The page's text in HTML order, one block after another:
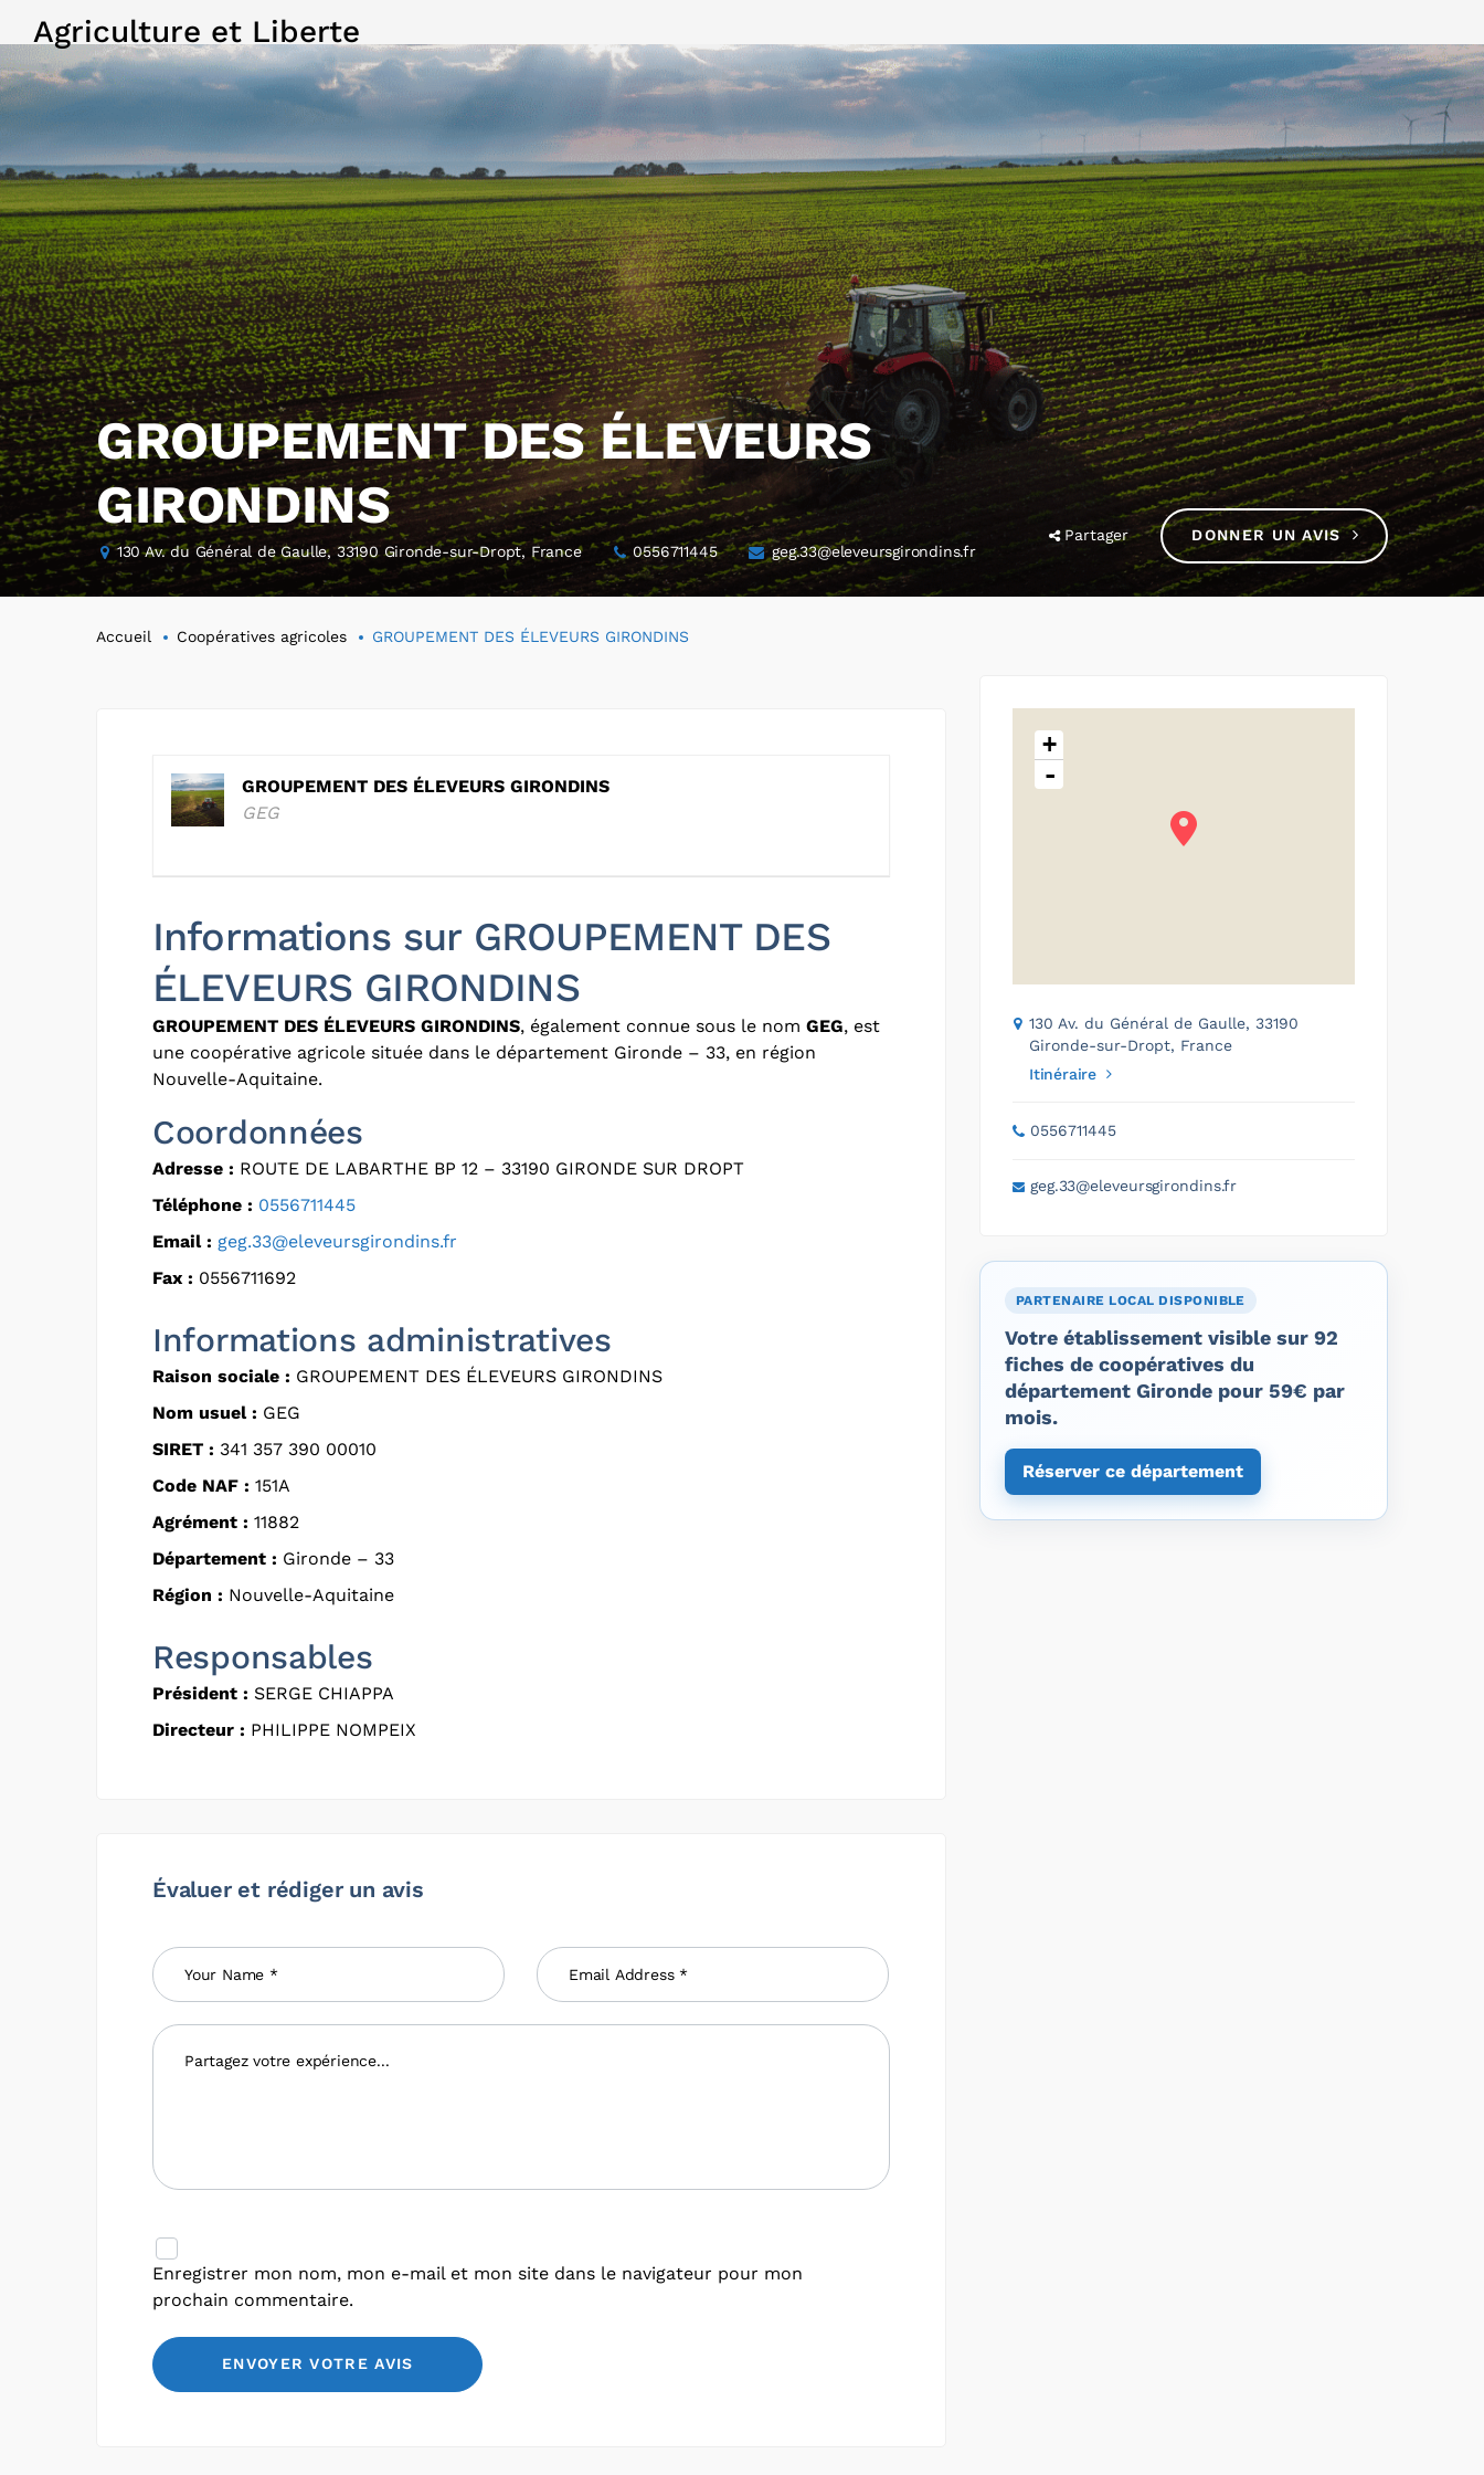
Agriculture et Liberte
GROUPEMENT DES ÉLEVEURS
GIRONDINS
130 Av. du Général de Gaulle, 33190 Gironde-sur-Dropt, France 0556711445 geg.33@eleveursgirondins.fr
Partager DONNER UN AVIS
Accueil Coopératives agricoles GROUPEMENT DES ÉLEVEURS GIRONDINS
GROUPEMENT DES ÉLEVEURS GIRONDINS
GEG
Informations sur GROUPEMENT DES
ÉLEVEURS GIRONDINS
GROUPEMENT DES ÉLEVEURS GIRONDINS, également connue sous le nom GEG, est
une coopérative agricole située dans le département Gironde – 33, en région
Nouvelle-Aquitaine.
Coordonnées
Adresse : ROUTE DE LABARTHE BP 12 – 33190 GIRONDE SUR DROPT
Téléphone : 0556711445
Email : geg.33@eleveursgirondins.fr
Fax : 0556711692
Informations administratives
Raison sociale : GROUPEMENT DES ÉLEVEURS GIRONDINS
Nom usuel : GEG
SIRET : 341 357 390 00010
Code NAF : 151A
Agrément : 11882
Département : Gironde – 33
Région : Nouvelle-Aquitaine
Responsables
Président : SERGE CHIAPPA
Directeur : PHILIPPE NOMPEIX
Évaluer et rédiger un avis
Enregistrer mon nom, mon e-mail et mon site dans le navigateur pour mon
prochain commentaire.
+
-
130 Av. du Général de Gaulle, 33190
Gironde-sur-Dropt, France
Itinéraire
0556711445
geg.33@eleveursgirondins.fr
PARTENAIRE LOCAL DISPONIBLE
Votre établissement visible sur 92
fiches de coopératives du
département Gironde pour 59€ par
mois.
Réserver ce département